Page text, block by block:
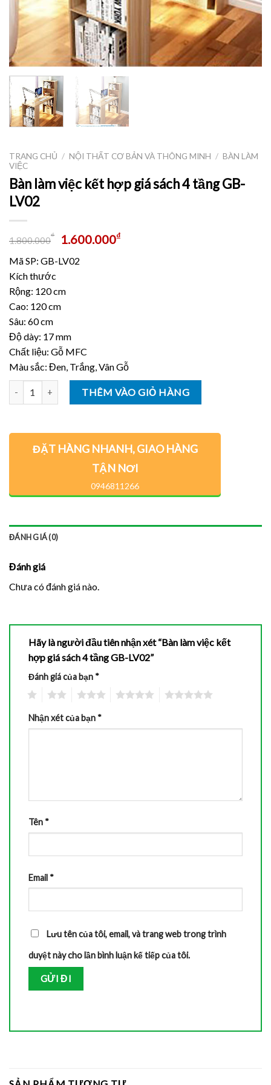
TRANG CHỦ / NỘI THẤT CƠ BẢN VÀ THÔNG MINH / BÀN LÀM
VIỆC
Bàn làm việc kết hợp giá sách 4 tầng GB-
LV02
1.800.000
₫ 1.600.000₫
Mã SP: GB-LV02
Kích thước
Rộng: 120 cm
Cao: 120 cm
Sâu: 60 cm
Độ dày: 17 mm
Chất liệu: Gỗ MFC
Màu sắc: Đen, Trắng, Vân Gỗ
THÊM VÀO GIỎ HÀNG
ĐẶT HÀNG NHANH, GIAO HÀNG
TẬN NƠI
0946811266
ĐÁNH GIÁ (0)
Đánh giá
Chưa có đánh giá nào.
Hãy là người đầu tiên nhận xét “Bàn làm việc kết
hợp giá sách 4 tầng GB-LV02”
Đánh giá của bạn *
Nhận xét của bạn *
Tên *
Email *
Lưu tên của tôi, email, và trang web trong trình
duyệt này cho lần bình luận kế tiếp của tôi.